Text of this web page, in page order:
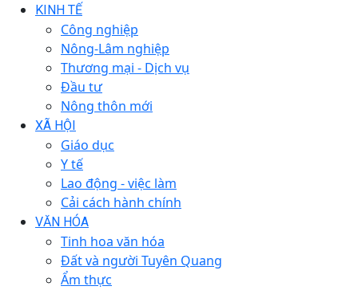
KINH TẾ
Công nghiệp
Nông-Lâm nghiệp
Thương mại - Dịch vụ
Đầu tư
Nông thôn mới
XÃ HỘI
Giáo dục
Y tế
Lao động - việc làm
Cải cách hành chính
VĂN HÓA
Tinh hoa văn hóa
Đất và người Tuyên Quang
Ẩm thực